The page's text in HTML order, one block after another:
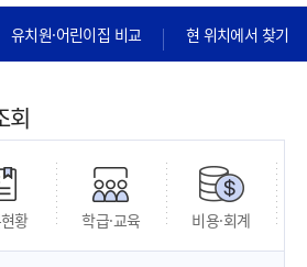
유치원·어린이집 비교 현 위치에서 찾기
회
황 학급·교육 비용·회계